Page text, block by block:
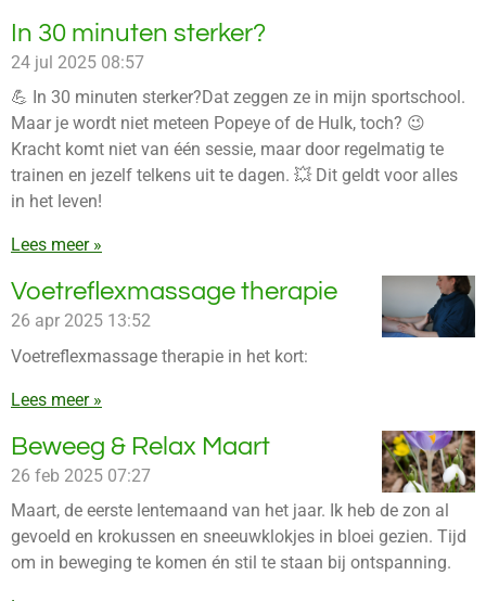
In 30 minuten sterker?
24 jul 2025 08:57
💪 In 30 minuten sterker?Dat zeggen ze in mijn sportschool.
Maar je wordt niet meteen Popeye of de Hulk, toch? 😉
Kracht komt niet van één sessie, maar door regelmatig te
trainen en jezelf telkens uit te dagen. 💥 Dit geldt voor alles
in het leven!
Lees meer »
Voetreflexmassage therapie
26 apr 2025 13:52
Voetreflexmassage therapie in het kort:
Lees meer »
Beweeg & Relax Maart
26 feb 2025 07:27
Maart, de eerste lentemaand van het jaar. Ik heb de zon al
gevoeld en krokussen en sneeuwklokjes in bloei gezien. Tijd
om in beweging te komen én stil te staan bij ontspanning.